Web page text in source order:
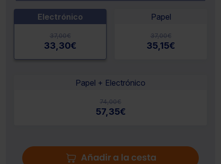
Electrónico
37,00€
33,30€
Papel
37,00€
35,15€
Papel + Electrónico
74,00€
57,35€
Añadir a la cesta